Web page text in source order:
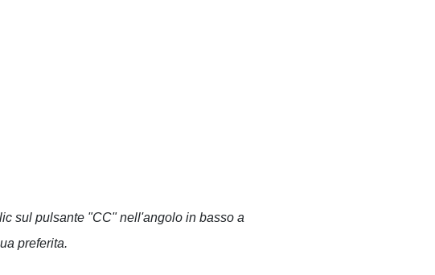
sul pulsante "CC" nell'angolo in basso a
preferita.